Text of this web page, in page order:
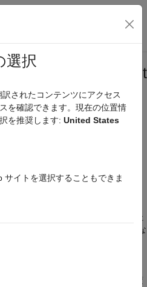
ナビゲーション メ
ムに図形要素をコピー
ロック、ライン、注釈を指定された
。コンフィギュレーション セットな
は影響しません。
Subsystem から得られる参照モデ
ムと等価な Atomic Subsystem に変
選択
されたコンテンツにアクセス
を確認できます。現在の位置情
を推奨します: United States
サイトを選択することもできま